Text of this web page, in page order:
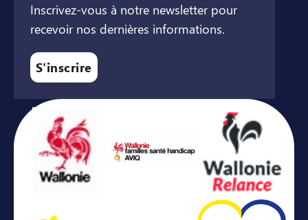
Inscrivez-vous à notre newsletter pour
recevoir nos dernières informations.
S'inscrire
Avec le soutien de ...